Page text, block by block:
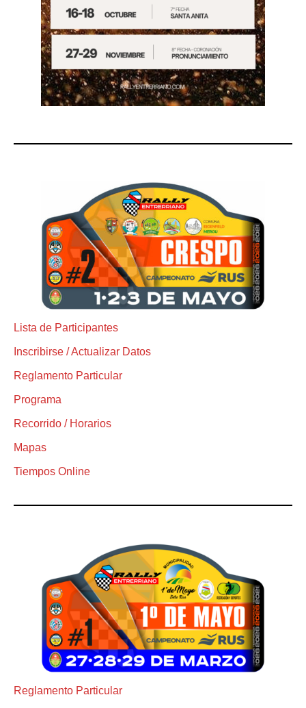
Lista de Participantes
Inscribirse / Actualizar Datos
Reglamento Particular
Programa
Recorrido / Horarios
Mapas
Tiempos Online
Reglamento Particular